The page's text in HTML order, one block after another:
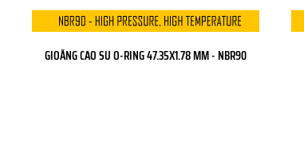
GIOĂNG CAO SU O-RING 47.35X1.78 MM - NBR90